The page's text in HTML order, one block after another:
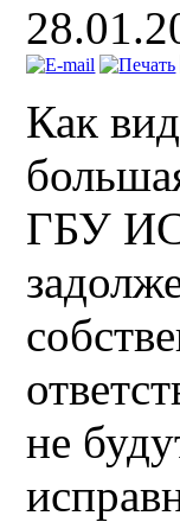
Как
ГБУ ИС
не